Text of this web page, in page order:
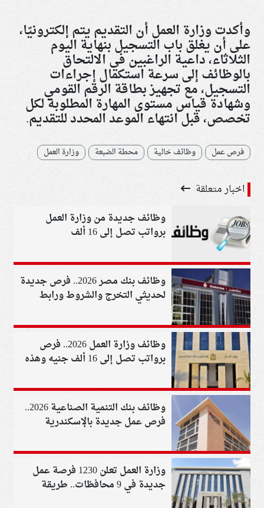
وأكدت وزارة العمل أن التقديم يتم إلكترونيًا،
على أن يغلق باب التسجيل بنهاية اليوم
الثلاثاء، داعية الراغبين في الالتحاق
بالوظائف إلى سرعة استكمال إجراءات
التسجيل، مع تجهيز بطاقة الرقم القومي
وشهادة قياس مستوى المهارة المطلوبة لكل
تخصص، قبل انتهاء الموعد المحدد للتقديم.
فرص عمل وظائف خالية محطة الضبعة وزارة العمل
اخبار متعلقة
وظائف جديدة من وزارة العمل
برواتب تصل إلى 16 ألف
وظائف بنك مصر 2026.. فرص جديدة
لحديثي التخرج والشروط ورابط
التقديم
وظائف وزارة العمل 2026.. فرص
برواتب تصل إلى 16 ألف جنيه وهذه
وظائف بنك التنمية الصناعية 2026..
فرص عمل جديدة بالإسكندرية
وزارة العمل تعلن 1230 فرصة عمل
جديدة في 9 محافظات.. طريقة